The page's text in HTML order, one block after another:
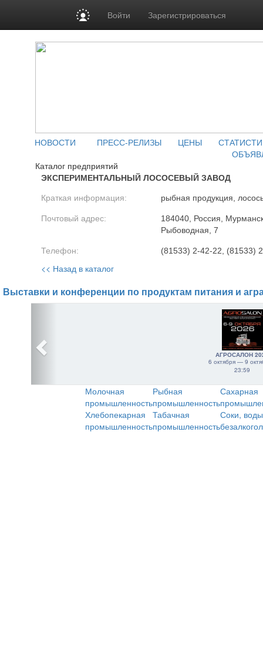
Войти Зарегистрироваться
НОВОСТИ ПРЕСС-РЕЛИЗЫ ЦЕНЫ
Каталог предприятий
ЭКСПЕРИМЕНТАЛЬНЫЙ ЛОСОСЕВЫЙ ЗАВОД
Краткая информация: рыбная продукция,
Почтовый адрес:
184040, Россия,
Рыбоводная, 7
Телефон: (81533) 2-42-22, (81533)
<< Назад в каталог
Выставки и конференции по продуктам питания и
АГРОСАЛОН
6 октября — 9
23:59
Молочная
промышленность
Рыбная
промышленность
Сахарная
Хлебопекарная
промышленность
Табачная
промышленность
Соки,